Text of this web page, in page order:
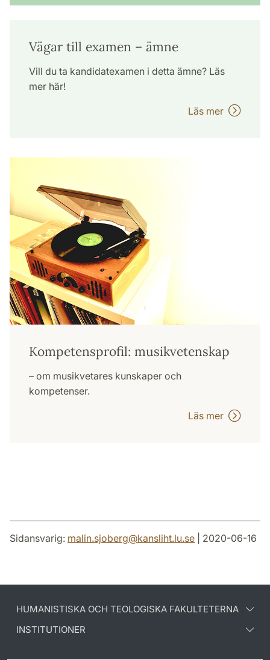
Vägar till examen – ämne
Vill du ta kandidatexamen i detta ämne? Läs
mer här!
Läs mer
Kompetensprofil: musikvetenskap
– om musikvetares kunskaper och
kompetenser.
Läs mer
Sidansvarig: malin.sjoberg@kansliht.lu.se | 2020-06-16
HUMANISTISKA OCH TEOLOGISKA FAKULTETERNA
INSTITUTIONER